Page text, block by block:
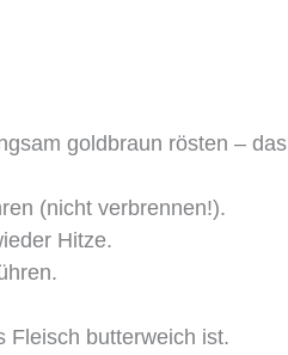
goldbraun rösten – das
(nicht verbrennen!).
Hitze.
Fleisch butterweich ist.